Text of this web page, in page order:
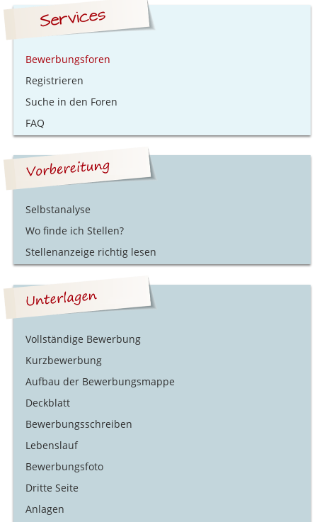
Bewerbungsforen
Registrieren
Suche in den Foren
FAQ
Selbstanalyse
Wo finde ich Stellen?
Stellenanzeige richtig lesen
Vollständige Bewerbung
Kurzbewerbung
Aufbau der Bewerbungsmappe
Deckblatt
Bewerbungsschreiben
Lebenslauf
Bewerbungsfoto
Dritte Seite
Anlagen